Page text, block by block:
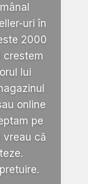
uri în
2000
crestem
lui
online
pe
că